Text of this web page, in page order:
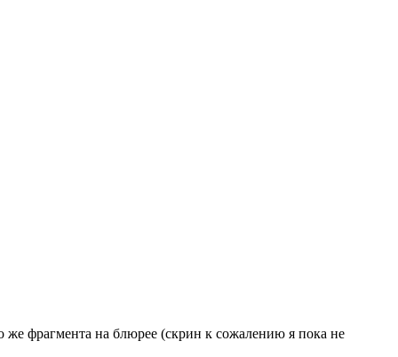
же фрагмента на блюрее (скрин к сожалению я пока не